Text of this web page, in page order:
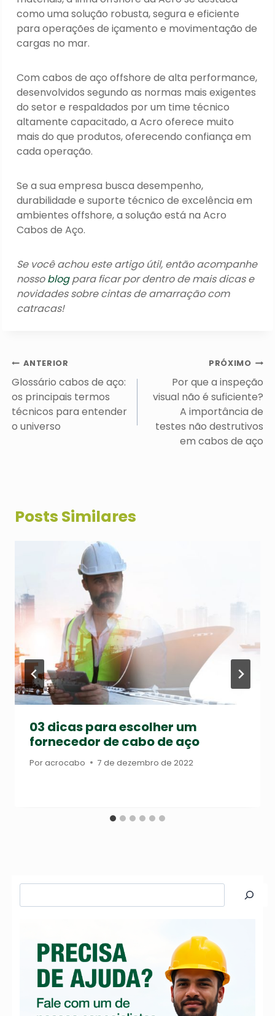
como uma solução robusta, segura e eficiente
para operações de içamento e movimentação de
cargas no mar.
Com cabos de aço offshore de alta performance,
desenvolvidos segundo as normas mais exigentes
do setor e respaldados por um time técnico
altamente capacitado, a Acro oferece muito
mais do que produtos, oferecendo confiança em
cada operação.
Se a sua empresa busca desempenho,
durabilidade e suporte técnico de excelência em
ambientes offshore, a solução está na Acro
Cabos de Aço.
Se você achou este artigo útil, então acompanhe
nossoblogpara ficar por dentro de mais dicas e
novidades sobre cintas de amarração com
catracas!
Navegação
de
Post
ANTERIOR
Glossário cabos de aço:
os principais termos
técnicos para entender
o universo
PRÓXIMO
Por que a inspeção
visual não é suficiente?
A importância de
testes não destrutivos
em cabos de aço
Posts Similares
03 dicas para escolher um
fornecedor de cabo de aço
Poracrocabo 7 de dezembro de 2022
Pesquisar